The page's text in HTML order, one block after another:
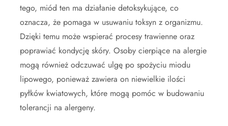
tego, miód ten ma działanie detoksykujące, co
oznacza, że pomaga w usuwaniu toksyn z organizmu.
Dzięki temu może wspierać procesy trawienne oraz
poprawiać kondycję skóry. Osoby cierpiące na alergie
mogą również odczuwać ulgę po spożyciu miodu
lipowego, ponieważ zawiera on niewielkie ilości
pyłków kwiatowych, które mogą pomóc w budowaniu
tolerancji na alergeny.